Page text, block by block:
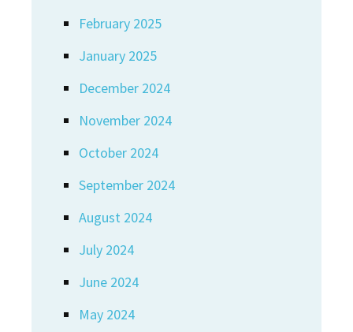
February 2025
January 2025
December 2024
November 2024
October 2024
September 2024
August 2024
July 2024
June 2024
May 2024